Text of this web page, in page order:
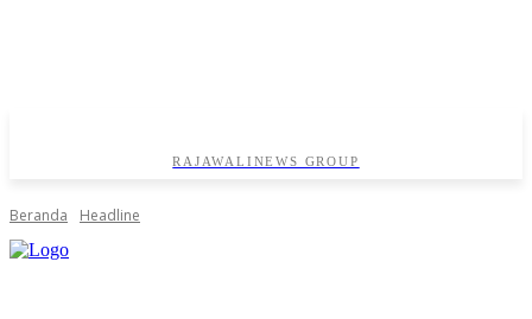
RAJAWALINEWS GROUP
Beranda Headline